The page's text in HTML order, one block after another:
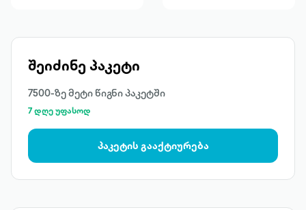
შეიძინე პაკეტი
7500-ზე მეტი წიგნი პაკეტში
7 დღე უფასოდ
პაკეტის გააქტიურება